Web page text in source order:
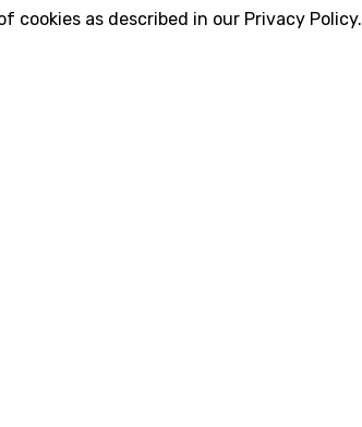
cookies as described in our Privacy Policy.